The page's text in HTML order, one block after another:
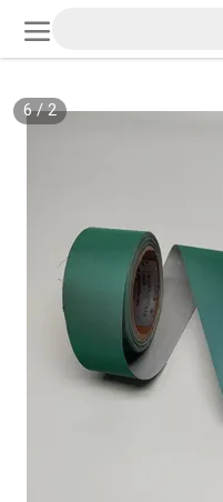
2
/
6